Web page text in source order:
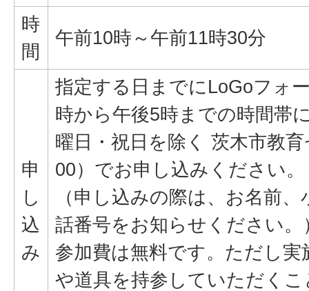
時
間
午前10時～午前11時30分
申
し
込
み
指定する日までにLoGoフォ
時から午後5時までの時間帯
曜日・祝日を除く 茨木市教
00）でお申し込みください。
（申し込みの際は、お名前
話番号をお知らせください。
参加費は無料です。ただし
や道具を持参していただく